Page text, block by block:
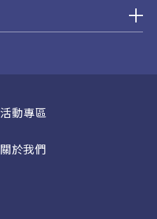
活動專區
關於我們